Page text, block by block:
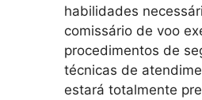
habilidades
comissário de voo
procedimentos de
técnicas de
estará totalmente